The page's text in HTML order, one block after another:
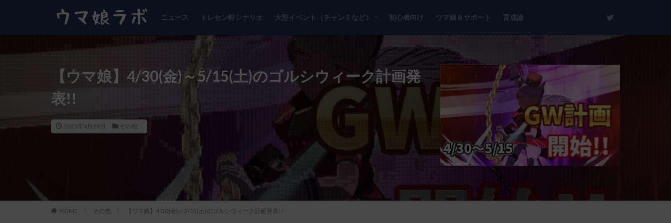
ニュース トレセン軒シナリオ 大型イベント（チャンミなど）
チャンピオンズミーティング
リーグオブヒーローズ
初心者向け ウマ娘＆サポート 育成論
【ウマ娘】4/30(金)～5/15(土)のゴルシウィーク計画発
表!!
2021年4月29日 その他
HOME その他 【ウマ娘】4/30(金)～5/15(土)のゴルシウィーク計画発表!!